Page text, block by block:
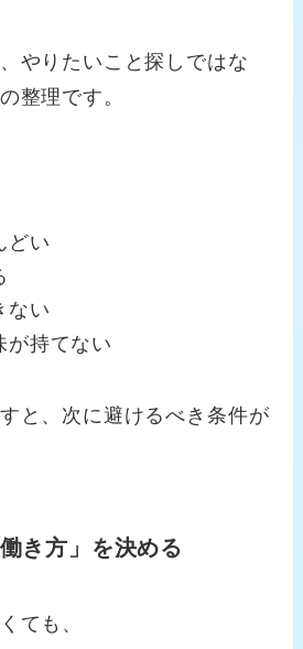
やりたいこと探しではな
整理です。
どい
ない
が持てない
と、次に避けるべき条件が
き方」を決める
ても、